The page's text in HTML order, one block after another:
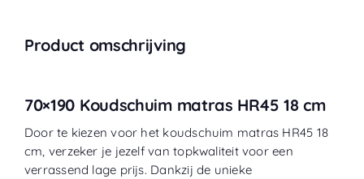
Product omschrijving
70×190 Koudschuim matras HR45 18 cm
Door te kiezen voor het koudschuim matras HR45 18
cm, verzeker je jezelf van topkwaliteit voor een
verrassend lage prijs. Dankzij de unieke